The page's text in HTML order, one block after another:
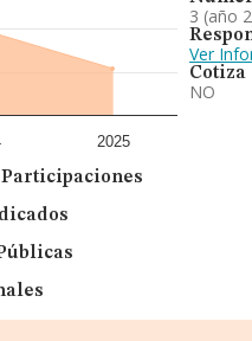
2025
3 (año
Ver
Cotiza
NO